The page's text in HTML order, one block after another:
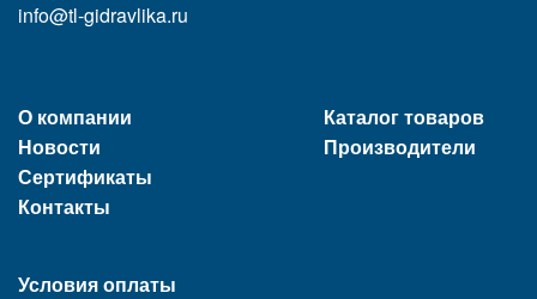
info@tl-gidravlika.ru
О компании
Новости
Сертификаты
Контакты
Условия оплаты
Каталог товаров
Производители